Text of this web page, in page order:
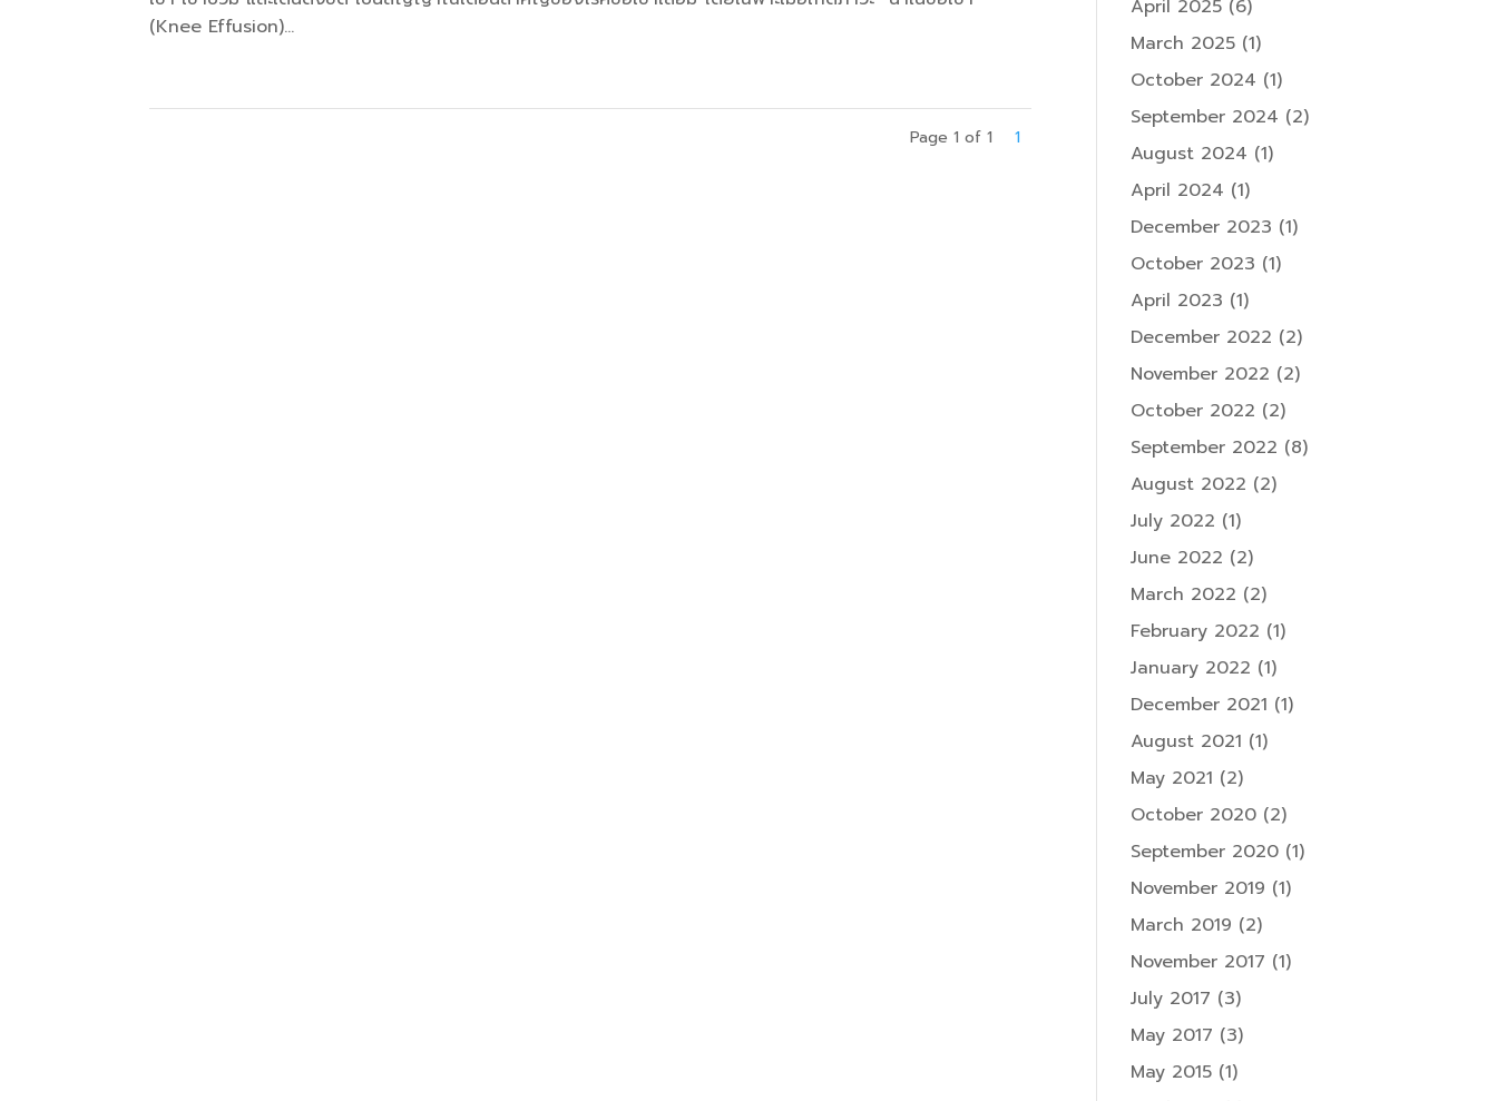
(Knee Effusion)...
Page 1 of 1 1
April 2025 (6)
March 2025 (1)
October 2024 (1)
September 2024 (2)
August 2024 (1)
April 2024 (1)
December 2023 (1)
October 2023 (1)
April 2023 (1)
December 2022 (2)
November 2022 (2)
October 2022 (2)
September 2022 (8)
August 2022 (2)
July 2022 (1)
June 2022 (2)
March 2022 (2)
February 2022 (1)
January 2022 (1)
December 2021 (1)
August 2021 (1)
May 2021 (2)
October 2020 (2)
September 2020 (1)
November 2019 (1)
March 2019 (2)
November 2017 (1)
July 2017 (3)
May 2017 (3)
May 2015 (1)